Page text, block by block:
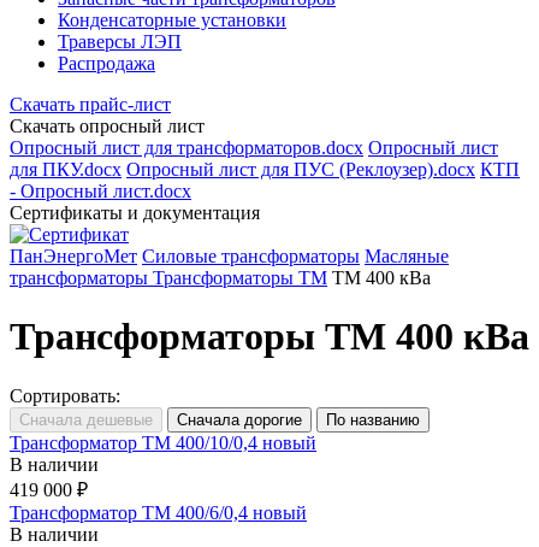
Конденсаторные установки
Траверсы ЛЭП
Распродажа
Скачать прайс-лист
Скачать опросный лист
Опросный лист для трансформаторов.docx Опросный лист
для ПКУ.docx Опросный лист для ПУС (Реклоузер).docx КТП
- Опросный лист.docx
Сертификаты и документация
ПанЭнергоМет Силовые трансформаторы Масляные
трансформаторы Трансформаторы ТМ ТМ 400 кВа
Трансформаторы ТМ 400 кВа
Сортировать:
Трансформатор ТМ 400/10/0,4 новый
В наличии
419 000 ₽
Трансформатор ТМ 400/6/0,4 новый
В наличии